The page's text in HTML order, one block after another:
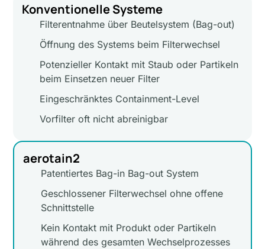
Konventionelle Systeme
Filterentnahme über Beutelsystem (Bag-out)
Öffnung des Systems beim Filterwechsel
Potenzieller Kontakt mit Staub oder Partikeln
beim Einsetzen neuer Filter
Eingeschränktes Containment-Level
Vorfilter oft nicht abreinigbar
aerotain2
Patentiertes Bag-in Bag-out System
Geschlossener Filterwechsel ohne offene
Schnittstelle
Kein Kontakt mit Produkt oder Partikeln
während des gesamten Wechselprozesses